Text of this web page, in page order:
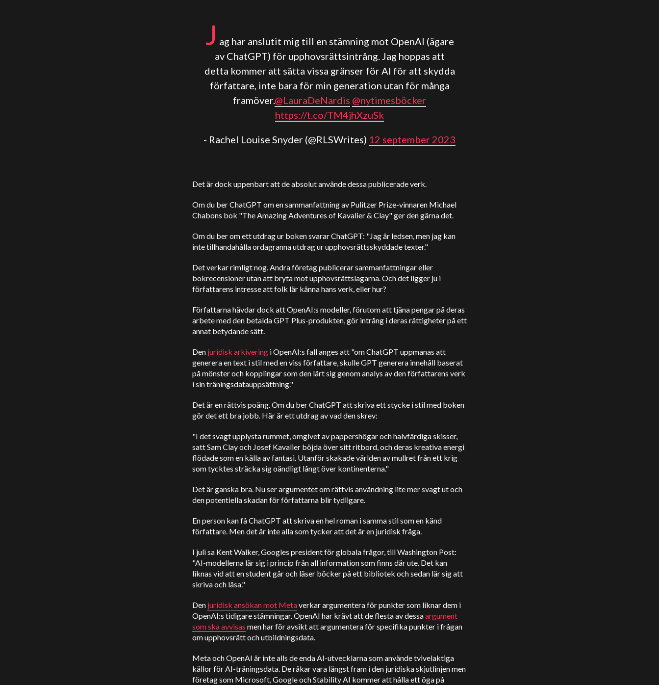
J ag har anslutit mig till en stämning mot OpenAI (ägare
av ChatGPT) för upphovsrättsintrång. Jag hoppas att
detta kommer att sätta vissa gränser för AI för att skydda
författare, inte bara för min generation utan för många
framöver.@LauraDeNardis @nytimesböcker
https://t.co/TM4jhXzuSk
- Rachel Louise Snyder (@RLSWrites) 12 september 2023
Det är dock uppenbart att de absolut använde dessa publicerade verk.
Om du ber ChatGPT om en sammanfattning av Pulitzer Prize-vinnaren Michael
Chabons bok "The Amazing Adventures of Kavalier & Clay" ger den gärna det.
Om du ber om ett utdrag ur boken svarar ChatGPT: "Jag är ledsen, men jag kan
inte tillhandahålla ordagranna utdrag ur upphovsrättsskyddade texter."
Det verkar rimligt nog. Andra företag publicerar sammanfattningar eller
bokrecensioner utan att bryta mot upphovsrättslagarna. Och det ligger ju i
författarens intresse att folk lär känna hans verk, eller hur?
Författarna hävdar dock att OpenAI:s modeller, förutom att tjäna pengar på deras
arbete med den betalda GPT Plus-produkten, gör intrång i deras rättigheter på ett
annat betydande sätt.
Den juridisk arkivering i OpenAI:s fall anges att "om ChatGPT uppmanas att
generera en text i stil med en viss författare, skulle GPT generera innehåll baserat
på mönster och kopplingar som den lärt sig genom analys av den författarens verk
i sin träningsdatauppsättning."
Det är en rättvis poäng. Om du ber ChatGPT att skriva ett stycke i stil med boken
gör det ett bra jobb. Här är ett utdrag av vad den skrev:
"I det svagt upplysta rummet, omgivet av pappershögar och halvfärdiga skisser,
satt Sam Clay och Josef Kavalier böjda över sitt ritbord, och deras kreativa energi
flödade som en källa av fantasi. Utanför skakade världen av mullret från ett krig
som tycktes sträcka sig oändligt långt över kontinenterna."
Det är ganska bra. Nu ser argumentet om rättvis användning lite mer svagt ut och
den potentiella skadan för författarna blir tydligare.
En person kan få ChatGPT att skriva en hel roman i samma stil som en känd
författare. Men det är inte alla som tycker att det är en juridisk fråga.
I juli sa Kent Walker, Googles president för globala frågor, till Washington Post:
"AI-modellerna lär sig i princip från all information som finns där ute. Det kan
liknas vid att en student går och läser böcker på ett bibliotek och sedan lär sig att
skriva och läsa."
Den juridisk ansökan mot Metaverkar argumentera för punkter som liknar dem i
OpenAI:s tidigare stämningar. OpenAI har krävt att de flesta av dessaargument
som ska avvisas men har för avsikt att argumentera för specifika punkter i frågan
om upphovsrätt och utbildningsdata.
Meta och OpenAI är inte alls de enda AI-utvecklarna som använde tvivelaktiga
källor för AI-träningsdata. De råkar vara längst fram i den juridiska skjutlinjen men
företag som Microsoft, Google och Stability AI kommer att hålla ett öga på